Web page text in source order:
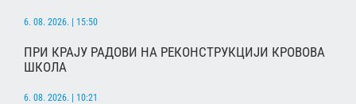
6. 08. 2026. | 15:50
ПРИ КРАЈУ РАДОВИ НА РЕКОНСТРУКЦИЈИ КРОВОВА
ШКОЛА
6. 08. 2026. | 10:21